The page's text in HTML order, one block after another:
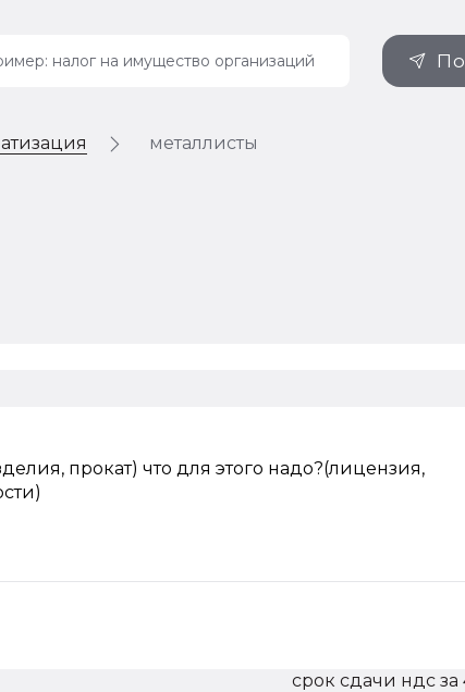
металлисты
прокат) что для этого надо?(лицензия,
срок сдачи ндс за